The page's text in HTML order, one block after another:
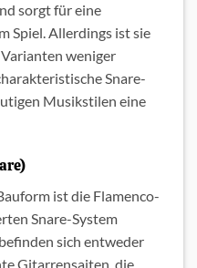
sorgt für eine
Spiel. Allerdings ist sie
weniger
Snare-
Musikstilen eine
ist die Flamenco-
Snare-System
sich entweder
Gitarrensaiten, die